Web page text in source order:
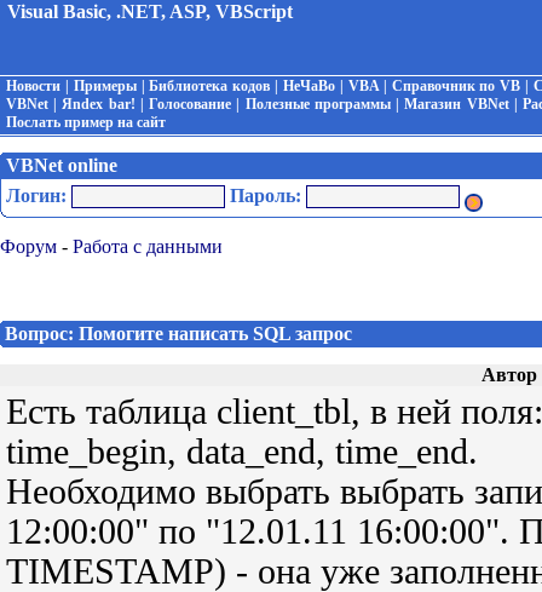
Visual Basic, .NET, ASP, VBScript
Новости Примеры|Библиотека кодов |НеЧаВо VBA| Справочник по VB |
VBNet |Яndex bar! |Голосование Полезные программы|Магазин VBNet|
Послать пример на сайт
VBNet online
Логин:
Пароль:
Форум - Работа с данными
Вопрос: Помогите написать SQL запрос
Автор
Есть таблица client_tbl, в ней
time_begin, data_end, time_end.
Необходимо выбрать выбрать
12:00:00" по "12.01.11 16:00:00".
TIMESTAMP) - она уже